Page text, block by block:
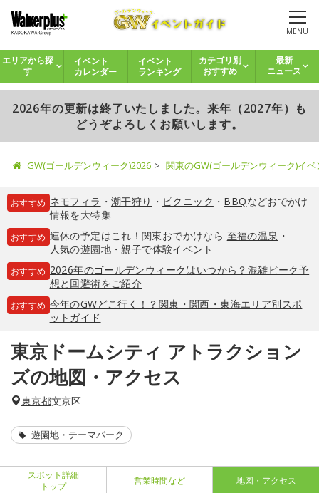
MENU
エリアから探
す
イベント
カレンダー
イベント
ランキング
カテゴリ別
おすすめ
最新
ニュース
2026年の更新は終了いたしました。来年（2027年）も
どうぞよろしくお願いします。
GW(ゴールデンウィーク)2026 関東のGW(ゴールデンウィーク)イ
おすすめ ネモフィラ ・ 潮干狩り ・ ピクニック ・ BBQなどおでかけ
情報を大特集
おすすめ 連休の予定はこれ！関東おでかけなら 至福の温泉 ・
人気の遊園地・親子で体験イベント
おすすめ 2026年のゴールデンウィークはいつから？混雑ピーク予
想と回避術をご紹介
おすすめ 今年のGWどこ行く！？関東・関西・東海エリア別スポ
ットガイド
東京ドームシティ アトラクション
ズの地図・アクセス
東京都文京区
遊園地・テーマパーク
スポット詳細
トップ
営業時間など 地図・アクセス